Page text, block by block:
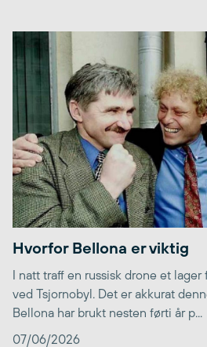
Hvorfor Bellona er viktig
I natt traff en russisk drone et
ved Tsjornobyl. Det er akkurat
Bellona har brukt nesten førti år p...
07/06/2026